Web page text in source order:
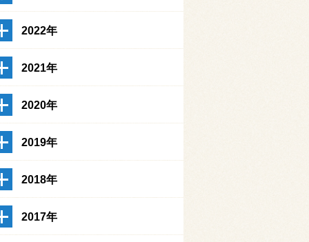
2022年
2021年
2020年
2019年
2018年
2017年